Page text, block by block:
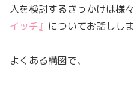
入を検討するきっかけは様
イッチ』 についてお話ししま
よくある構図で、